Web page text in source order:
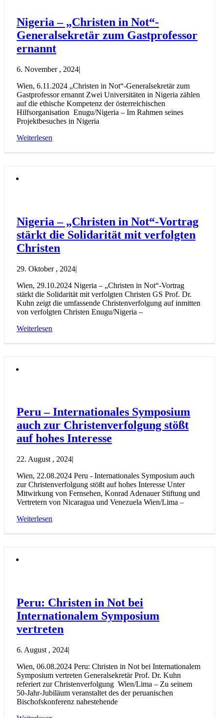
Nigeria – „Christen in Not“-
Generalsekretär zum Gastprofessor
ernannt
6. November , 2024|
Wien, 6.11.2024 „Christen in Not“-Generalsekretär zum
Gastprofessor ernannt Zwei Universitäten in Nigeria zählen
auf die ethische Kompetenz der österreichischen
Hilfsorganisation Enugu/Nigeria – Im Rahmen seines
Projektbesuches in Nigeria
Weiterlesen
Nigeria – „Christen in Not“-Vortrag
stärkt die Solidarität mit verfolgten
Christen
29. Oktober , 2024|
Wien, 29.10.2024 Nigeria – „Christen in Not“-Vortrag
stärkt die Solidarität mit verfolgten Christen GS Prof. Dr.
Kuhn zeigt die umfassende Christenverfolgung auf inmitten
von verfolgten Christen Enugu/Nigeria –
Weiterlesen
Peru – Internationales Symposium
auch zur Christenverfolgung stößt
auf hohes Interesse
22. August , 2024|
Wien, 22.08.2024 Peru - Internationales Symposium auch
zur Christenverfolgung stößt auf hohes Interesse Unter
Mitwirkung von Fernsehen, Konrad Adenauer Stiftung und
Vertretern von Nicaragua und Venezuela Wien/Lima –
Weiterlesen
Peru: Christen in Not bei
Internationalem Symposium
vertreten
6. August , 2024|
Wien, 06.08.2024 Peru: Christen in Not bei Internationalem
Symposium vertreten Generalsekretär Prof. Dr. Kuhn
referiert zur Christenverfolgung Wien/Lima – Zu seinem
50-Jahr-Jubiläum veranstaltet des der peruanischen
Bischofskonferenz nahestehende